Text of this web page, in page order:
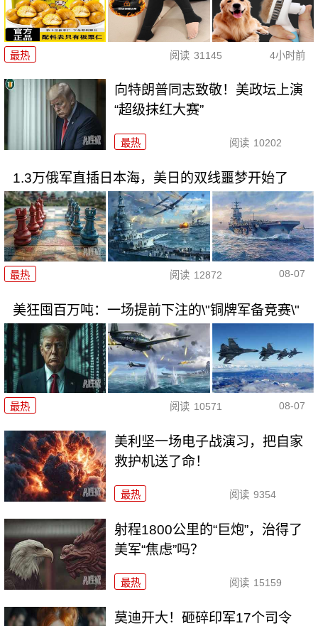
最热 阅读 31145 4小时前
向特朗普同志致敬！美政坛上演
“超级抹红大赛”
最热 阅读 10202
1.3万俄军直插日本海，美日的双线噩梦开始了
最热 阅读 12872 08-07
美狂囤百万吨：一场提前下注的\"铜牌军备竞赛\"
最热 阅读 10571 08-07
美利坚一场电子战演习，把自家
救护机送了命！
最热 阅读 9354
射程1800公里的“巨炮”，治得了
美军“焦虑”吗？
最热 阅读 15159
莫迪开大！砸碎印军17个司令